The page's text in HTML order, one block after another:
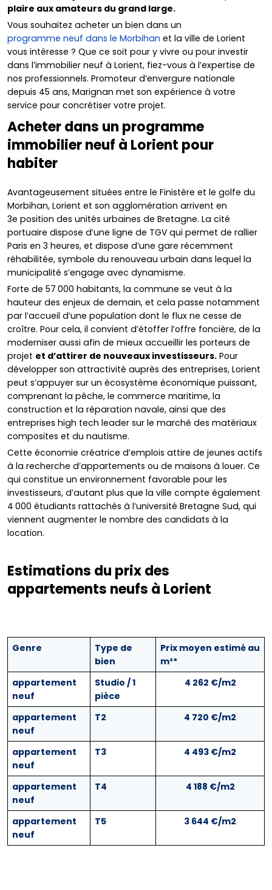
plaire aux amateurs du grand large.
Vous souhaitez acheter un bien dans un
programme neuf dans le Morbihan et la ville de Lorient
vous intéresse ? Que ce soit pour y vivre ou pour investir
dans l’immobilier neuf à Lorient, fiez-vous à l’expertise de
nos professionnels. Promoteur d’envergure nationale
depuis 45 ans, Marignan met son expérience à votre
service pour concrétiser votre projet.
Acheter dans un programme
immobilier neuf à Lorient pour
habiter
Avantageusement situées entre le Finistère et le golfe du
Morbihan, Lorient et son agglomération arrivent en
3e position des unités urbaines de Bretagne. La cité
portuaire dispose d’une ligne de TGV qui permet de rallier
Paris en 3 heures, et dispose d’une gare récemment
réhabilitée, symbole du renouveau urbain dans lequel la
municipalité s’engage avec dynamisme.
Forte de 57 000 habitants, la commune se veut à la
hauteur des enjeux de demain, et cela passe notamment
par l’accueil d’une population dont le flux ne cesse de
croître. Pour cela, il convient d’étoffer l’offre foncière, de la
moderniser aussi afin de mieux accueillir les porteurs de
projet et d’attirer de nouveaux investisseurs. Pour
développer son attractivité auprès des entreprises, Lorient
peut s’appuyer sur un écosystème économique puissant,
comprenant la pêche, le commerce maritime, la
construction et la réparation navale, ainsi que des
entreprises high tech leader sur le marché des matériaux
composites et du nautisme.
Cette économie créatrice d’emplois attire de jeunes actifs
à la recherche d’appartements ou de maisons à louer. Ce
qui constitue un environnement favorable pour les
investisseurs, d’autant plus que la ville compte également
4 000 étudiants rattachés à l’université Bretagne Sud, qui
viennent augmenter le nombre des candidats à la
location.
Estimations du prix des
appartements neufs à Lorient
Genre
Type de
bien
Prix moyen estimé au
m²*
appartement
neuf
Studio / 1
pièce
4 262 €/m2
appartement
neuf
T2 4 720 €/m2
appartement
neuf
T3 4 493 €/m2
appartement
neuf
T4 4 188 €/m2
appartement
neuf
T5 3 644 €/m2